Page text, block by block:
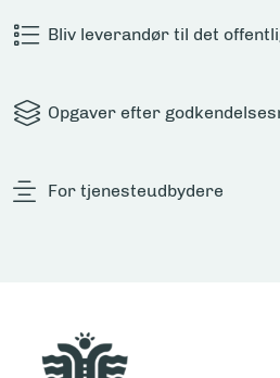
Bliv leverandør til det
Opgaver efter
For tjenesteudbydere